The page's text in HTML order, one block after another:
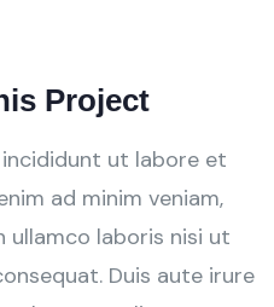
Project
ut labore et
ad minim veniam,
laboris nisi ut
Duis aute irure